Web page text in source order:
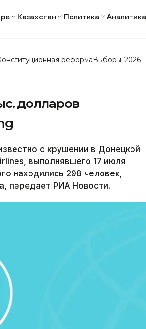
Казахстан Политика Аналитика
реформаВыборы-2026
долларов
о крушении в Донецкой
выполнявшего 17 июля
находились 298 человек,
передает РИА Новости.